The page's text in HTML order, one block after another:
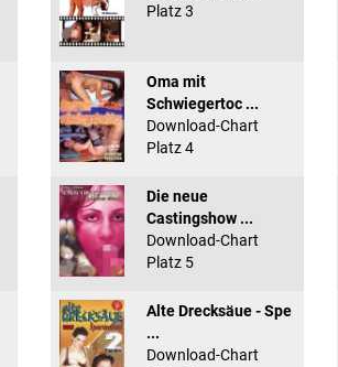
Platz 3
Oma mit
Schwiegertoc ...
Download-Chart
Platz 4
Die neue
Castingshow ...
Download-Chart
Platz 5
Alte Drecksäue - Spe
...
Download-Chart